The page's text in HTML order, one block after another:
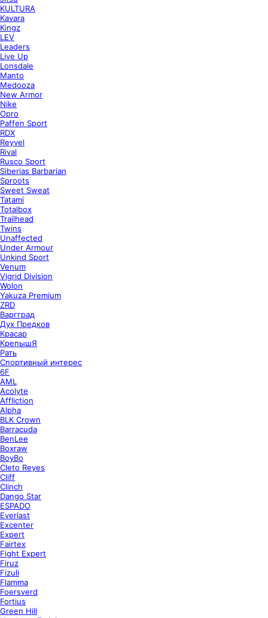
KULTURA
Kavara
Kingz
LEV
Leaders
Live Up
Lonsdale
Manto
Medooza
New Armor
Nike
Opro
Paffen Sport
RDX
Reyvel
Rival
Rusco Sport
Siberias Barbarian
Sproots
Sweet Sweat
Tatami
Totalbox
Trailhead
Twins
Unaffected
Under Armour
Unkind Sport
Venum
Vigrid Division
Wolon
Yakuza Premium
ZRD
Варгград
Дух Предков
Красар
КрепышЯ
Рать
Спортивный интерес
6F
AML
Acolyte
Affliction
Alpha
BLK Crown
Barracuda
BenLee
Boxraw
BoyBo
Cleto Reyes
Cliff
Clinch
Dango Star
ESPADO
Everlast
Excenter
Expert
Fairtex
Fight Expert
Firuz
Fizuli
Flamma
Foersverd
Fortius
Green Hill